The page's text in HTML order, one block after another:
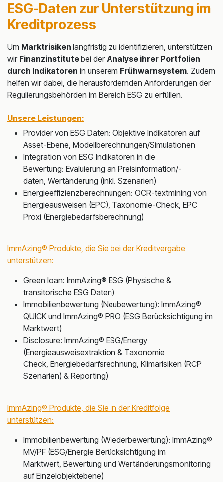
ESG-Daten zur Unterstützung im
Kreditprozess
Um Marktrisiken langfristig zu identifizieren, unterstützen
wir Finanzinstitutebei derAnalyse ihrer Portfolien
durch Indikatoren in unserem Frühwarnsystem. Zudem
helfen wir dabei, die herausfordernden Anforderungen der
Regulierungsbehörden im Bereich ESG zu erfüllen.
Unsere Leistungen:
Provider von ESG Daten: Objektive Indikatoren auf
Asset-Ebene, Modellberechnungen/Simulationen
Integration von ESG Indikatoren in die
Bewertung: Evaluierung an Preisinformation/-
daten, Wertänderung (inkl. Szenarien)
Energieeffizienzberechnungen: OCR-textmining von
Energieausweisen (EPC), Taxonomie-Check, EPC
Proxi (Energiebedarfsberechnung)
ImmAzing® Produkte, die Sie bei der Kreditvergabe
unterstützen:
Green loan: ImmAzing® ESG (Physische &
transitorische ESG Daten)
Immobilienbewertung (Neubewertung): ImmAzing®
QUICK und ImmAzing® PRO (ESG Berücksichtigung im
Marktwert)
Disclosure: ImmAzing® ESG/Energy
(Energieausweisextraktion & Taxonomie
Check, Energiebedarfsrechnung, Klimarisiken (RCP
Szenarien) & Reporting)
ImmAzing® Produkte, die Sie in der Kreditfolge
unterstützen:
Immobilienbewertung (Wiederbewertung): ImmAzing®
MV/PF (ESG/Energie Berücksichtigung im
Marktwert, Bewertung und Wertänderungsmonitoring
auf Einzelobjektebene)